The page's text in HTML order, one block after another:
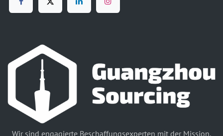
Wir sind engagierte Beschaffungsexperten mit der Mission,